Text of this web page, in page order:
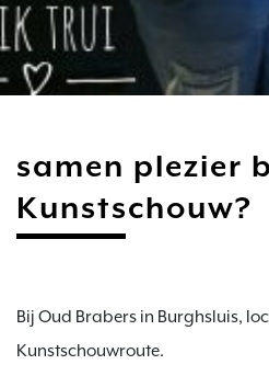
samen plezier
Kunstschouw?
Bij Oud Brabers in Burghsluis,
Kunstschouwroute.